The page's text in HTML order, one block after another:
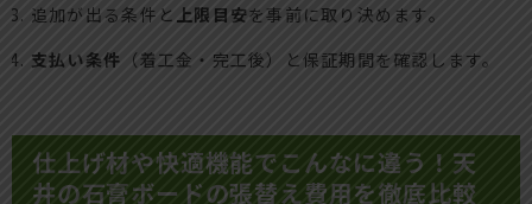
追加が出る条件と 上限目安を事前に取り決めます。
支払い条件 （着工金・完工後）と保証期間を確認します。
仕上げ材や快適機能でこんなに違う！天
井の石膏ボードの張替え費用を徹底比較